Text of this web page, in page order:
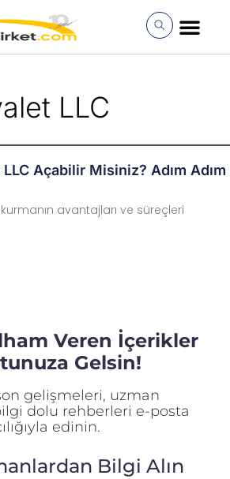
LLC
Açabilir Misiniz? Adım Adım
avantajları ve süreçleri
Veren İçerikler
Gelsin!
gelişmeleri, uzman
dolu rehberleri e-posta
edinin.
Bilgi Alın